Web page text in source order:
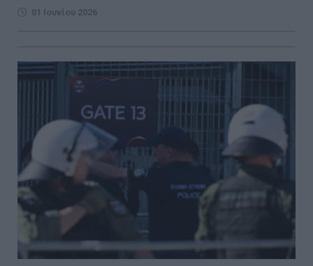
01 Ιουνίου 2026